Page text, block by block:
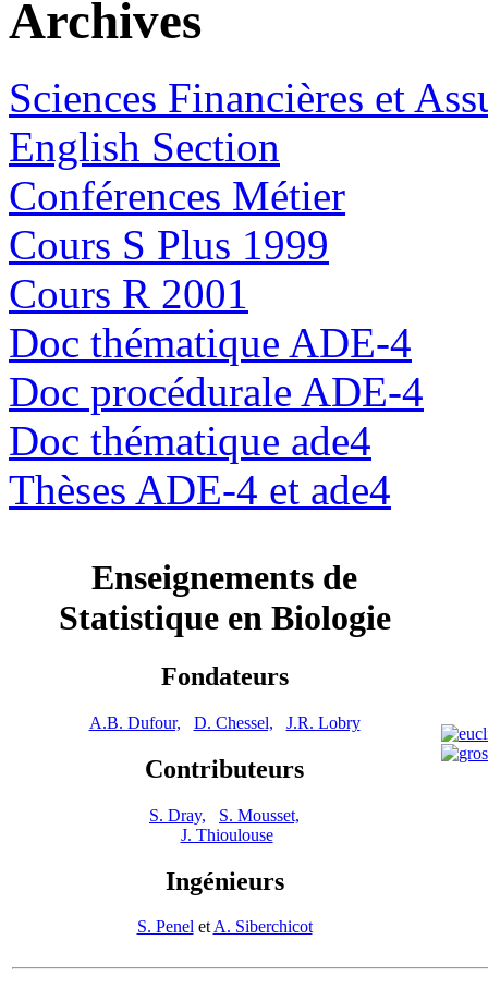
Archives
Sciences Financières et
English Section
Conférences Métier
Cours S Plus 1999
Cours R 2001
Doc thématique ADE-4
Doc procédurale ADE-4
Doc thématique ade4
Thèses ADE-4 et ade4
Enseignements de
Statistique en Biologie
Fondateurs
A.B. Dufour, D. Chessel, J.R. Lobry
Contributeurs
S. Dray,
S. Mousset,
J. Thioulouse
Ingénieurs
S. PeneletA. Siberchicot